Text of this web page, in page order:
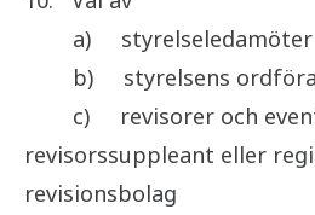
a)
styrelseledamöter
b)
styrelsens
c)
revisorer och
revisorssuppleant eller
revisionsbolag